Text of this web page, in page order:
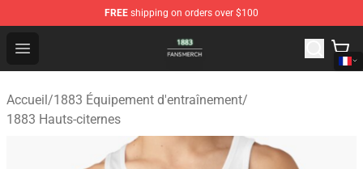
FREE shipping on orders over $100
Open menu
1883 Shop - Official 1883 Merchandise Store
Accueil/1883 Équipement d'entraînement/
1883 Hauts-citernes